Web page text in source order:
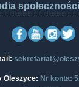
Oleszyce: Nr konta: